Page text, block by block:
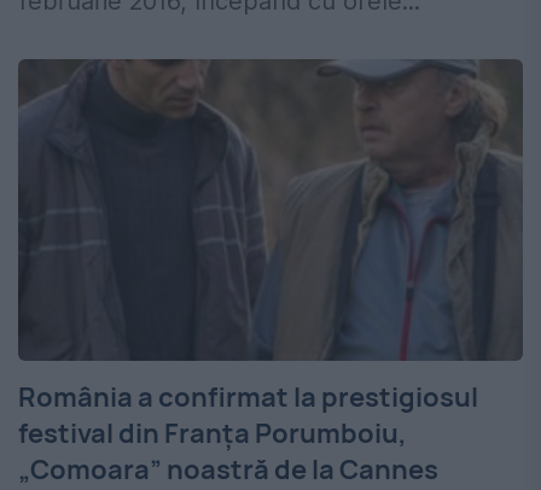
România a confirmat la prestigiosul
festival din Franța Porumboiu,
„Comoara” noastră de la Cannes